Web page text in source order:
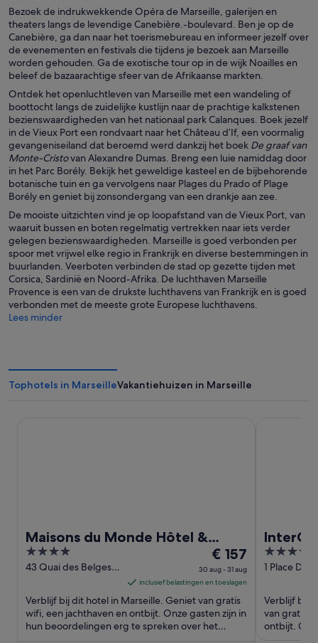
Bezoek de indrukwekkende Opéra de Marseille, galerijen en
theaters langs de levendige Canebière.-boulevard. Ben je op de
Canebière, ga dan naar het toerismebureau en informeer jezelf over
de evenementen en festivals die tijdens je bezoek aan Marseille
worden gehouden. Ga de exotische tour op in de wijk Noailles en
beleef de bazaarachtige sfeer van de Afrikaanse markten.
Ontdek het openluchtleven van Marseille met een wandeling of
boottocht langs de zuidelijke kustlijn naar de prachtige kalkstenen
bezienswaardigheden van het nationaal park Calanques. Boek jezelf
in de Vieux Port een rondvaart naar het Château d’If, een voormalig
gevangeniseiland dat beroemd werd dankzij het boek De graaf van
Monte-Cristovan Alexandre Dumas. Breng een luie namiddag door
in het Parc Borély. Bekijk het geweldige kasteel en de bijbehorende
botanische tuin en ga vervolgens naar Plages du Prado of Plage
Borély en geniet bij zonsondergang van een drankje aan zee.
De mooiste uitzichten vind je op loopafstand van de Vieux Port, van
waaruit bussen en boten regelmatig vertrekken naar iets verder
gelegen bezienswaardigheden. Marseille is goed verbonden per
spoor met vrijwel elke regio in Frankrijk en diverse bestemmingen in
buurlanden. Veerboten verbinden de stad op gezette tijden met
Corsica, Sardinië en Noord-Afrika. De luchthaven Marseille
Provence is een van de drukste luchthavens van Frankrijk en is goed
verbonden met de meeste grote Europese luchthavens.
Lees minder
Tophotels in MarseilleVakantiehuizen in Marseille
Maisons du Monde Hôtel &
Suites - Marseille Vieux Port
4
out
5
43 Quai des Belges
De
prijs
is
€ 157
per
nacht
€ 157
30 aug - 31 aug
inclusief belastingen en toeslagen
Verblijf bij dit hotel in Marseille. Geniet van gratis
wifi, een jachthaven en ontbijt. Onze gasten zijn in
hun beoordelingen erg te spreken over het
Hotel
5
out
5
1 Place
Verblijf bij
van gratis
ontbijt.